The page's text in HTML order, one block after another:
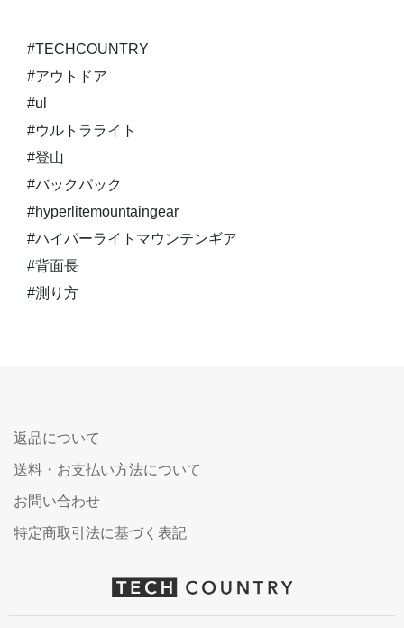
#TECHCOUNTRY
#アウトドア
#ul
#ウルトラライト
#登山
#バックパック
#hyperlitemountaingear
#ハイパーライトマウンテンギア
#背面長
#測り方
返品について
送料・お支払い方法について
お問い合わせ
特定商取引法に基づく表記